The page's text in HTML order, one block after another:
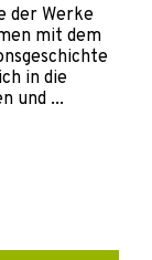
der Werke
mit dem
in die
und ...